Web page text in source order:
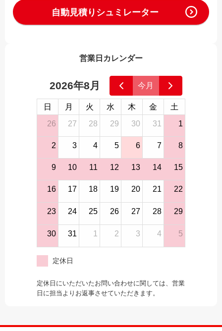
自動見積りシュミレーター
営業日カレンダー
2026年8月 今月
日 月 火 水 木 金
土
26
27 28 29 30 31 1
2 3 4 5 6 7 8
9 10 11 12 13 14 15
16 17 18 19 20 21 22
23 24 25 26 27 28 29
30 31 1 2 3 4 5
定休日
定休日にいただいたお問い合わせに関しては、営業
日に担当よりお返事させていただきます。